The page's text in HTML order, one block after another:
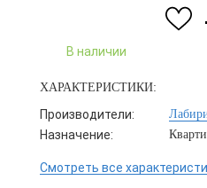
В наличии
ХАРАКТЕРИСТИКИ:
Производители:
Назначение:
Смотреть все